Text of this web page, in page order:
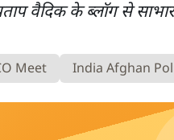
वैदिक के ब्लॉग से
Meet India Afghan